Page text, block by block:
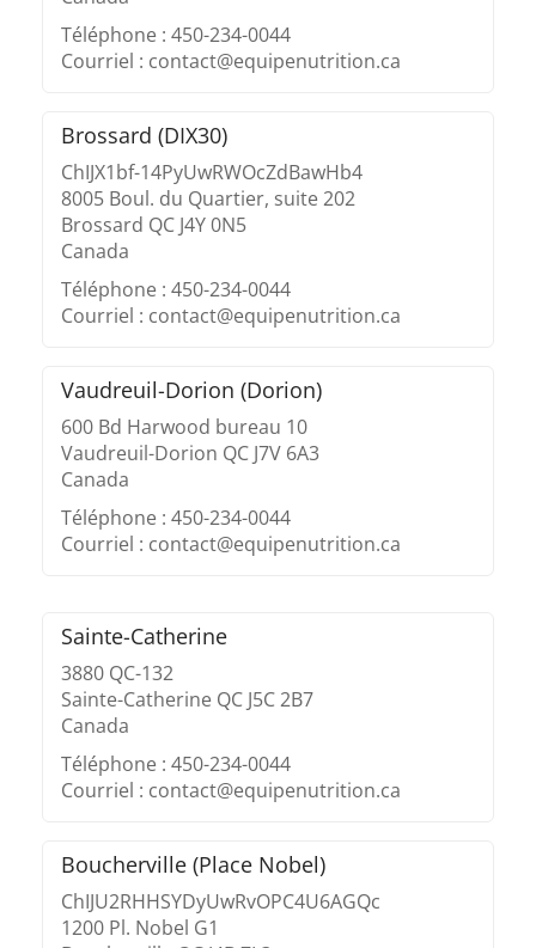
Téléphone : 450-234-0044
Courriel : contact@equipenutrition.ca
Brossard (DIX30)
ChIJX1bf-14PyUwRWOcZdBawHb4
8005 Boul. du Quartier, suite 202
Brossard QC J4Y 0N5
Canada
Téléphone : 450-234-0044
Courriel : contact@equipenutrition.ca
Vaudreuil-Dorion (Dorion)
600 Bd Harwood bureau 10
Vaudreuil-Dorion QC J7V 6A3
Canada
Téléphone : 450-234-0044
Courriel : contact@equipenutrition.ca
Sainte-Catherine
3880 QC-132
Sainte-Catherine QC J5C 2B7
Canada
Téléphone : 450-234-0044
Courriel : contact@equipenutrition.ca
Boucherville (Place Nobel)
ChIJU2RHHSYDyUwRvOPC4U6AGQc
1200 Pl. Nobel G1